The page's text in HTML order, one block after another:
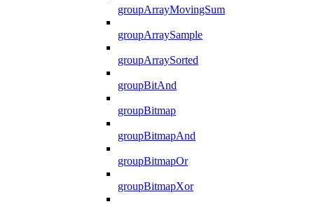
groupArrayMovingSum
groupArraySample
groupArraySorted
groupBitAnd
groupBitmap
groupBitmapAnd
groupBitmapOr
groupBitmapXor